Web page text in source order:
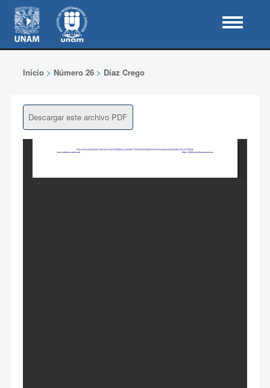
Inicio> Número 26> Díaz Crego
Descargar este archivo PDF